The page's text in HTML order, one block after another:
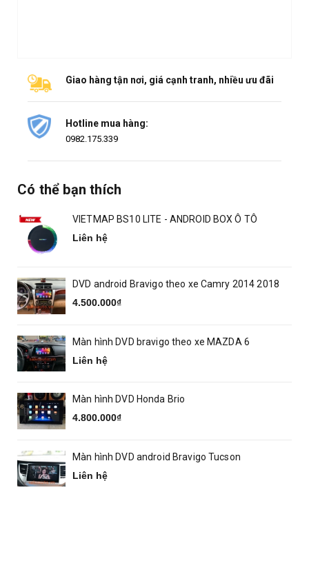
Giao hàng tận nơi, giá cạnh tranh, nhiều ưu đãi
Hotline mua hàng:
0982.175.339
Có thể bạn thích
VIETMAP BS10 LITE - ANDROID BOX Ô TÔ
Liên hệ
DVD android Bravigo theo xe Camry 2014 2018
4.500.000₫
Màn hình DVD bravigo theo xe MAZDA 6
Liên hệ
Màn hình DVD Honda Brio
4.800.000₫
Màn hình DVD android Bravigo Tucson
Liên hệ